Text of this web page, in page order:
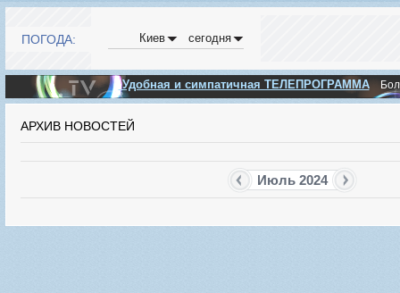
ПОГОДА: Киев сегодня
Удобная и симпатичная ТЕЛЕПРОГРАММА
АРХИВ НОВОСТЕЙ
Июль 2024